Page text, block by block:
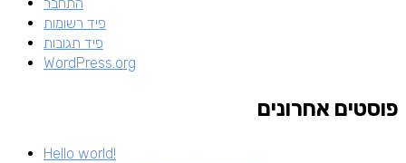
פיד רשומות
פיד תגובות
WordPress.org
פוסטים אחרונים
Hello world!